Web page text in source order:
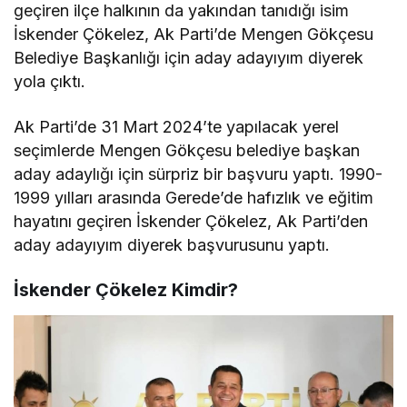
geçiren ilçe halkının da yakından tanıdığı isim
İskender Çökelez, Ak Parti’de Mengen Gökçesu
Belediye Başkanlığı için aday adayıyım diyerek
yola çıktı.
Ak Parti’de 31 Mart 2024’te yapılacak yerel
seçimlerde Mengen Gökçesu belediye başkan
aday adaylığı için sürpriz bir başvuru yaptı. 1990-
1999 yılları arasında Gerede’de hafızlık ve eğitim
hayatını geçiren İskender Çökelez, Ak Parti’den
aday adayıyım diyerek başvurusunu yaptı.
İskender Çökelez Kimdir?